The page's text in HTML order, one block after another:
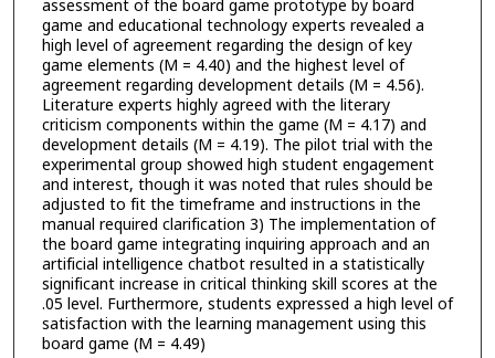
assessment of the board game prototype by board
game and educational technology experts revealed a
high level of agreement regarding the design of key
game elements (M = 4.40) and the highest level of
agreement regarding development details (M = 4.56).
Literature experts highly agreed with the literary
criticism components within the game (M = 4.17) and
development details (M = 4.19). The pilot trial with the
experimental group showed high student engagement
and interest, though it was noted that rules should be
adjusted to fit the timeframe and instructions in the
manual required clarification 3) The implementation of
the board game integrating inquiring approach and an
artificial intelligence chatbot resulted in a statistically
significant increase in critical thinking skill scores at the
.05 level. Furthermore, students expressed a high level of
satisfaction with the learning management using this
board game (M = 4.49)